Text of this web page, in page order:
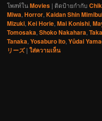
โพสท์ในMovies | ติดป้ายกำกับ
Miwa, Horror, Kaidan Shin
Mizuki, Kei Horie, Mai Konishi,
Tomosaka, Shoko Nakahara,
Tanaka, Yosaburo Ito, Yûdai
リーズ | ใส่ความเห็น